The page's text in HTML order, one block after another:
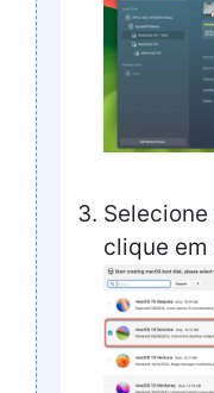
Selecione
clique em